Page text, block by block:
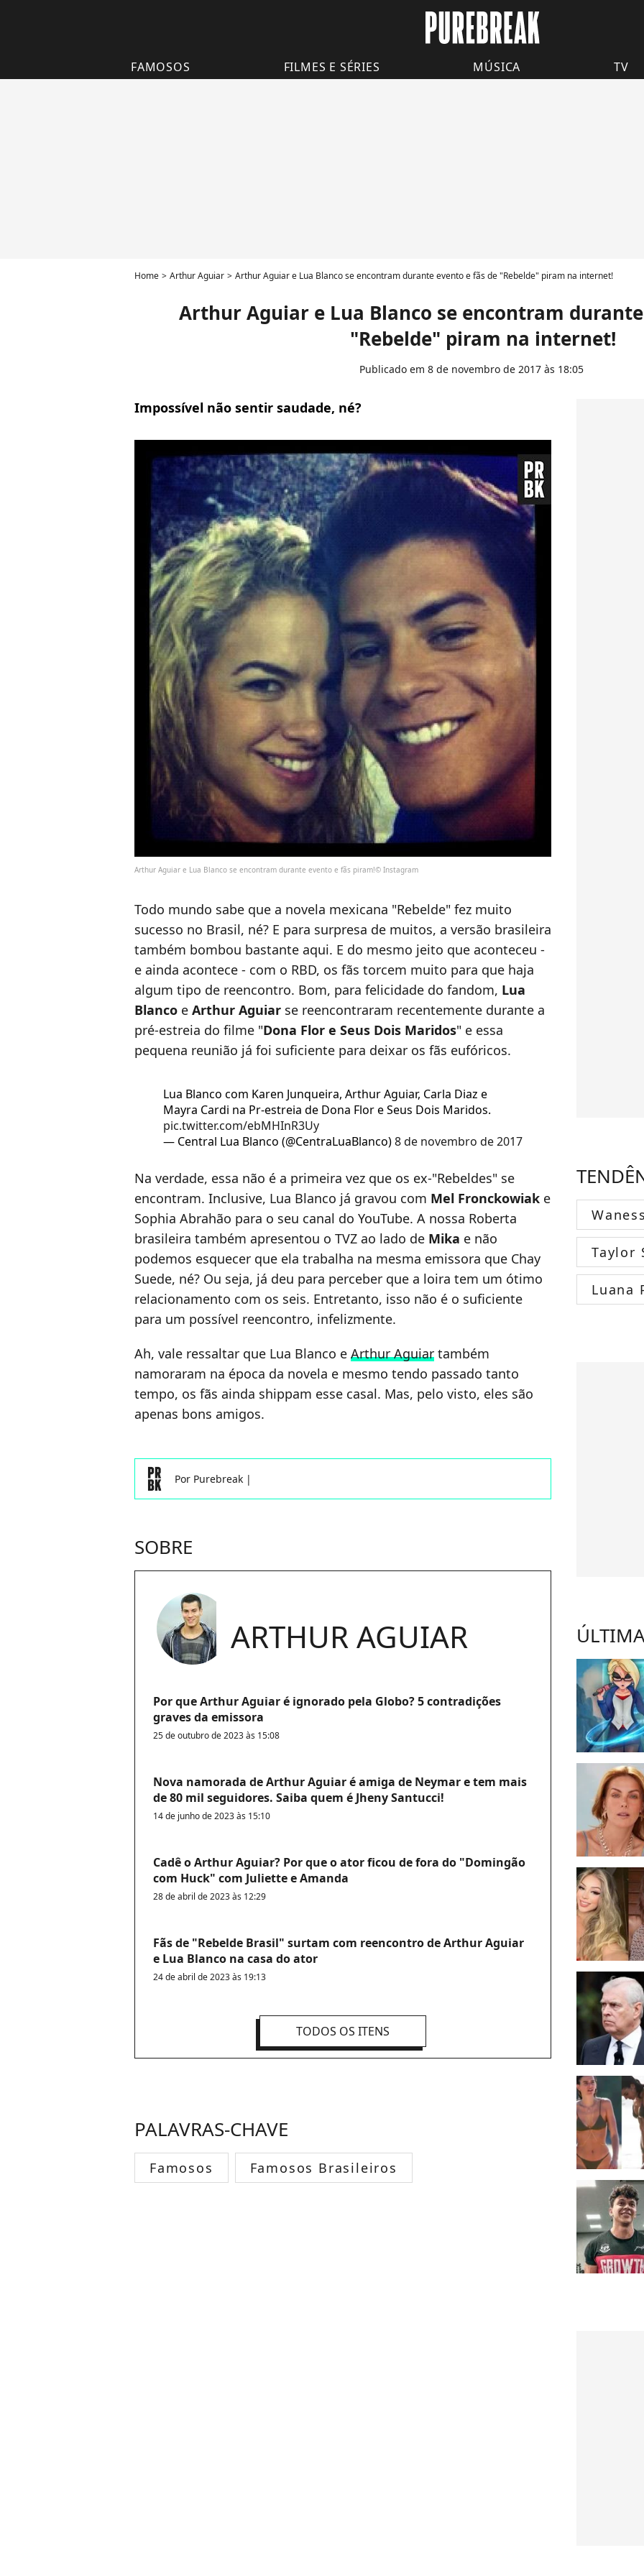
FAMOSOS FILMES E SÉRIES MÚSICA TV
Home Arthur Aguiar Arthur Aguiar e Lua Blanco se encontram durante evento e fãs de "Rebelde" piram na internet!
Arthur Aguiar e Lua Blanco se encontram
"Rebelde" piram na internet!
Publicado em 8 de novembro de 2017 às 18:05
Impossível não sentir saudade, né?
Arthur Aguiar e Lua Blanco se encontram durante evento e fãs piram!© Instagram
Todo mundo sabe que a novela mexicana "Rebelde" fez muito
sucesso no Brasil, né? E para surpresa de muitos, a versão brasileira
também bombou bastante aqui. E do mesmo jeito que aconteceu -
e ainda acontece - com o RBD, os fãs torcem muito para que haja
algum tipo de reencontro. Bom, para felicidade do fandom, Lua
Blanco e Arthur Aguiar se reencontraram recentemente durante a
pré-estreia do filme "Dona Flor e Seus Dois Maridos" e essa
pequena reunião já foi suficiente para deixar os fãs eufóricos.
Lua Blanco com Karen Junqueira, Arthur Aguiar, Carla Diaz e
Mayra Cardi na Pr-estreia de Dona Flor e Seus Dois Maridos.
pic.twitter.com/ebMHInR3Uy
— Central Lua Blanco (@CentraLuaBlanco)8 de novembro de 2017
Na verdade, essa não é a primeira vez que os ex-"Rebeldes" se
encontram. Inclusive, Lua Blanco já gravou com Mel Fronckowiak e
Sophia Abrahão para o seu canal do YouTube. A nossa Roberta
brasileira também apresentou o TVZ ao lado de Mika e não
podemos esquecer que ela trabalha na mesma emissora que Chay
Suede, né? Ou seja, já deu para perceber que a loira tem um ótimo
relacionamento com os seis. Entretanto, isso não é o suficiente
para um possível reencontro, infelizmente.
Ah, vale ressaltar que Lua Blanco e Arthur Aguiar também
namoraram na época da novela e mesmo tendo passado tanto
tempo, os fãs ainda shippam esse casal. Mas, pelo visto, eles são
apenas bons amigos.
Por Purebreak |
SOBRE
ARTHUR AGUIAR
Por que Arthur Aguiar é ignorado pela Globo? 5 contradições
graves da emissora
25 de outubro de 2023 às 15:08
Nova namorada de Arthur Aguiar é amiga de Neymar e tem mais
de 80 mil seguidores. Saiba quem é Jheny Santucci!
14 de junho de 2023 às 15:10
Cadê o Arthur Aguiar? Por que o ator ficou de fora do "Domingão
com Huck" com Juliette e Amanda
28 de abril de 2023 às 12:29
Fãs de "Rebelde Brasil" surtam com reencontro de Arthur Aguiar
e Lua Blanco na casa do ator
24 de abril de 2023 às 19:13
TODOS OS ITENS
PALAVRAS-CHAVE
Famosos Famosos Brasileiros
Taylor
Luana